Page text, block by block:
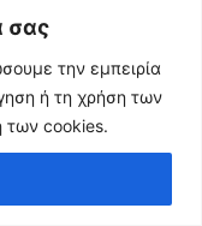
σας
την εμπειρία
ή τη χρήση των
των cookies.
στη Σελήνη
ειδικούς
στο μάτι του
γαλλική...